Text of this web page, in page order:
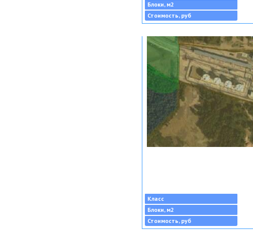
Блоки, м2
Стоимость, руб
Класс
Блоки, м2
Стоимость, руб